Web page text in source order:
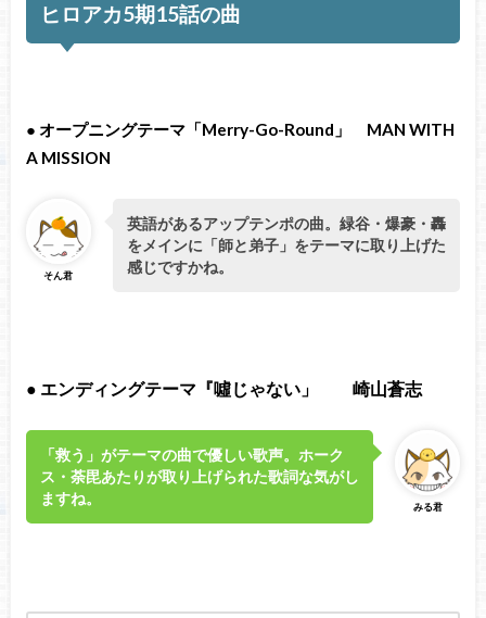
ヒロアカ5期15話の曲
● オープニングテーマ「Merry-Go-Round」 MAN WITH
A MISSION
そん君
英語があるアップテンポの曲。緑谷・爆豪・轟
をメインに「師と弟子」をテーマに取り上げた
感じですかね。
● エンディングテーマ『噓じゃない」 崎山蒼志
みる君
「救う」がテーマの曲で優しい歌声。ホーク
ス・荼毘あたりが取り上げられた歌詞な気がし
ますね。